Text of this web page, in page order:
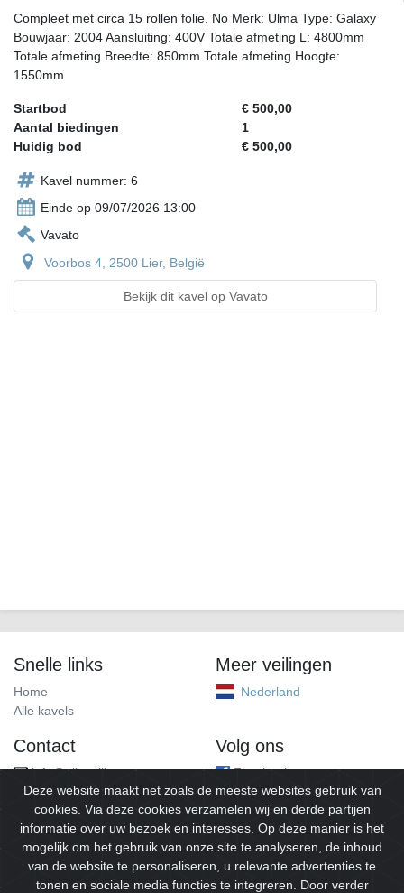
Compleet met circa 15 rollen folie. No Merk: Ulma Type: Galaxy
Bouwjaar: 2004 Aansluiting: 400V Totale afmeting L: 4800mm
Totale afmeting Breedte: 850mm Totale afmeting Hoogte:
1550mm
Startbod
€ 500,00
Aantal biedingen
1
Huidig bod
€ 500,00
Kavel nummer: 6
Einde op 09/07/2026 13:00
Vavato
Voorbos 4, 2500 Lier, België
Bekijk dit kavel op Vavato
Snelle links
Home
Alle kavels
Meer veilingen
Nederland
Contact
info@alleveilingen.net
Volg ons
Facebook
Deze website maakt net zoals de meeste websites gebruik van
cookies. Via deze cookies verzamelen wij en derde partijen
informatie over uw bezoek en interesses. Op deze manier is het
mogelijk om het gebruik van onze site te analyseren, de inhoud
van de website te personaliseren, u relevante advertenties te
tonen en sociale media functies te integreren. Door verder